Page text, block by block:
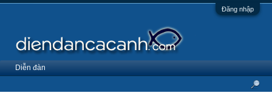
Đăng nhập
Diễn đàn